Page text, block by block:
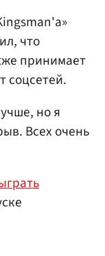
что
принимает
соцсетей.
но я
Всех очень